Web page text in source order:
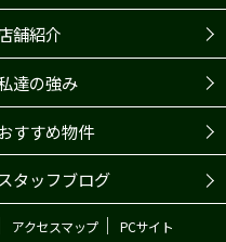
舗紹介
達の強み
すすめ物件
タッフブログ
アクセスマップ｜ PCサイト